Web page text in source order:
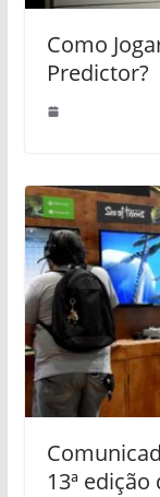
Como
Predictor?
13ª